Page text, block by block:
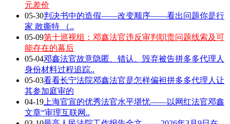
元差价
05-30判决书中的造假——改变顺序——看出问题你是行
家 敢撕特 （..
05-09第十巡视组：邓鑫法官违反审判职责问题线索及可
能存在的幕后
05-04邓鑫法官故意隐匿、错认、毁弃被告拼多多代理人
身份材料过程追踪..
05-03看看长宁法院邓鑫法官是怎样偏袒拼多多代理人让
其参加庭审的
04-19 上海官宣的优秀法官水平堪忧——以网红法官邓鑫
文章“审理互联网..